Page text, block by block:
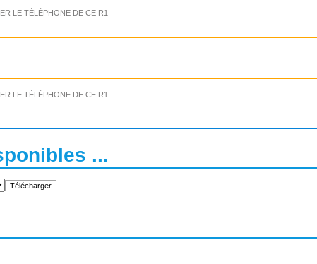
LE TÉLÉPHONE DE CE R1
LE TÉLÉPHONE DE CE R1
...